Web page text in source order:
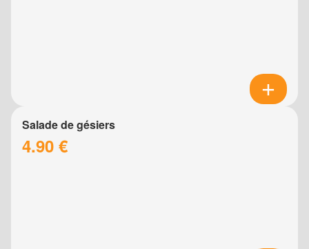
Salade de gésiers
4.90 €